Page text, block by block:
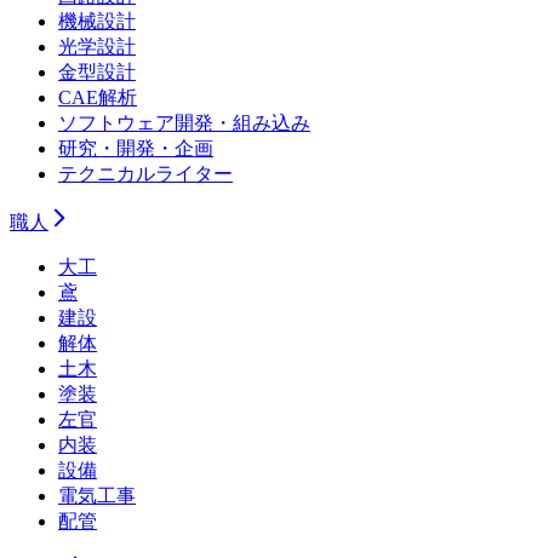
機械設計
光学設計
金型設計
CAE解析
ソフトウェア開発・組み込み
研究・開発・企画
テクニカルライター
職人
大工
鳶
建設
解体
土木
塗装
左官
内装
設備
電気工事
配管